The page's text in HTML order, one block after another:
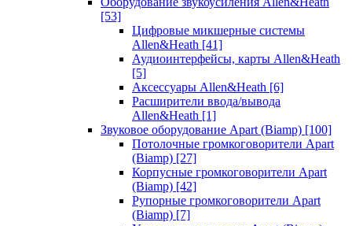
[53]
Цифровые микшерные системы
Allen&Heath [41]
Аудиоинтерфейсы, карты Allen&Heath
[5]
Аксессуары Allen&Heath [6]
Расширители ввода/вывода
Allen&Heath [1]
Звуковое оборудование Apart (Biamp) [100]
Потолочные громкоговорители Apart
(Biamp) [27]
Корпусные громкоговорители Apart
(Biamp) [42]
Рупорные громкоговорители Apart
(Biamp) [7]